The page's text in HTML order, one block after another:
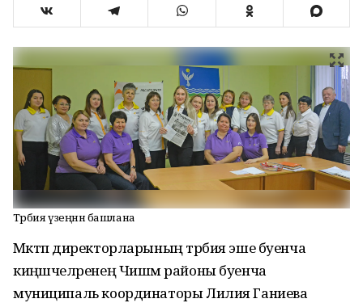
Тәрбия үзеңнән башлана
Мәктәп директорларының тәрбия эше буенча
киңәшчеләренең Чишмә районы буенча
муниципаль координаторы Лилия Ганиева